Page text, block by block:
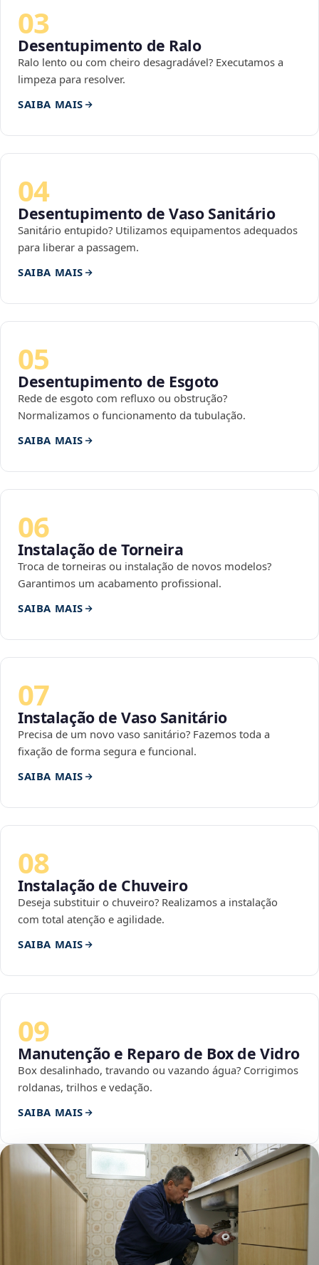
03
Desentupimento de Ralo
Ralo lento ou com cheiro desagradável? Executamos a
limpeza para resolver.
SAIBA MAIS
04
Desentupimento de Vaso Sanitário
Sanitário entupido? Utilizamos equipamentos adequados
para liberar a passagem.
SAIBA MAIS
05
Desentupimento de Esgoto
Rede de esgoto com refluxo ou obstrução?
Normalizamos o funcionamento da tubulação.
SAIBA MAIS
06
Instalação de Torneira
Troca de torneiras ou instalação de novos modelos?
Garantimos um acabamento profissional.
SAIBA MAIS
07
Instalação de Vaso Sanitário
Precisa de um novo vaso sanitário? Fazemos toda a
fixação de forma segura e funcional.
SAIBA MAIS
08
Instalação de Chuveiro
Deseja substituir o chuveiro? Realizamos a instalação
com total atenção e agilidade.
SAIBA MAIS
09
Manutenção e Reparo de Box de Vidro
Box desalinhado, travando ou vazando água? Corrigimos
roldanas, trilhos e vedação.
SAIBA MAIS